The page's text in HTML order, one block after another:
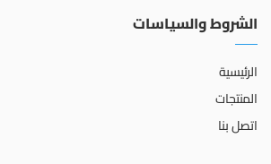
الشروط والسياسات
الرئيسية
المنتجات
اتصل بنا